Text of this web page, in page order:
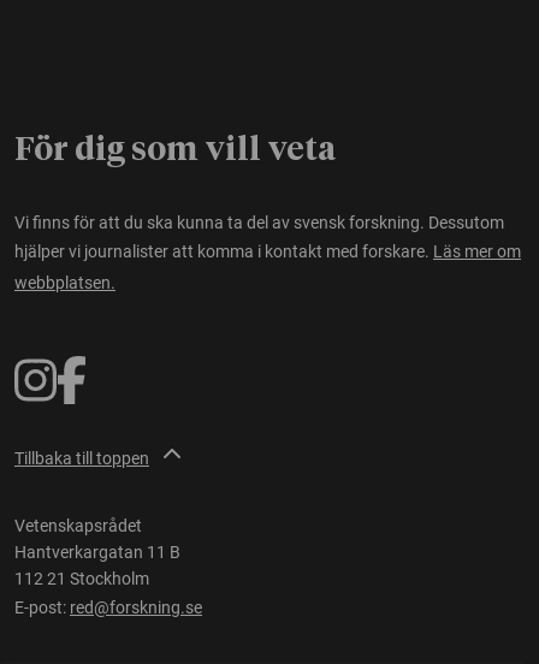
För dig som vill veta
Vi finns för att du ska kunna ta del av svensk forskning. Dessutom
hjälper vi journalister att komma i kontakt med forskare. Läs mer om
webbplatsen.
Tillbaka till toppen
Vetenskapsrådet
Hantverkargatan 11 B
112 21 Stockholm
E-post: red@forskning.se